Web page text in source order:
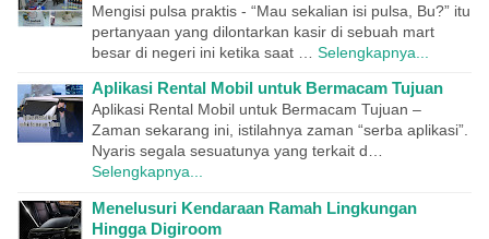
Mengisi pulsa praktis - “Mau sekalian isi pulsa, Bu?” itu
pertanyaan yang dilontarkan kasir di sebuah mart
besar di negeri ini ketika saat …
Selengkapnya...
Aplikasi Rental Mobil untuk Bermacam Tujuan
Aplikasi Rental Mobil untuk Bermacam Tujuan –
Zaman sekarang ini, istilahnya zaman “serba aplikasi”.
Nyaris segala sesuatunya yang terkait d…
Selengkapnya...
Menelusuri Kendaraan Ramah Lingkungan
Hingga Digiroom